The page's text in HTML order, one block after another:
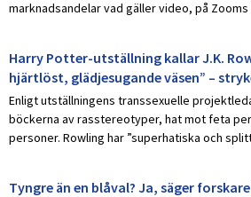
marknadsandelar vad gäller video, på
Harry Potter-utställning kallar J.K.
hjärtlöst, glädjesugande väsen” –
Enligt utställningens transsexuelle
böckerna av rasstereotyper, hat mot feta
personer. Rowling har ”superhatiska och
Tyngre än en blåval? Ja, säger